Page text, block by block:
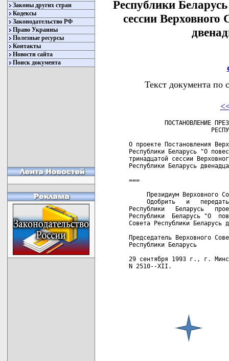
Законы других стран
Кодексы
Законодательство РФ
Право Украины
Полезные ресурсы
Контакты
Новости сайта
Поиск документа
Республики
сессии Верховного
Текст документа по
ПОСТАНОВЛЕНИЕ
О проекте Постановления
Республики Беларусь "О
тринадцатой сессии
Республики Беларусь
===
Президиум Верховного
Одобрить   и
Республики   Беларусь
Республики  Беларусь "О
Совета Республики Беларусь
Председатель Верховного
Республики Беларусь
29 сентября 1993 г., г.
N 2510--ХII.